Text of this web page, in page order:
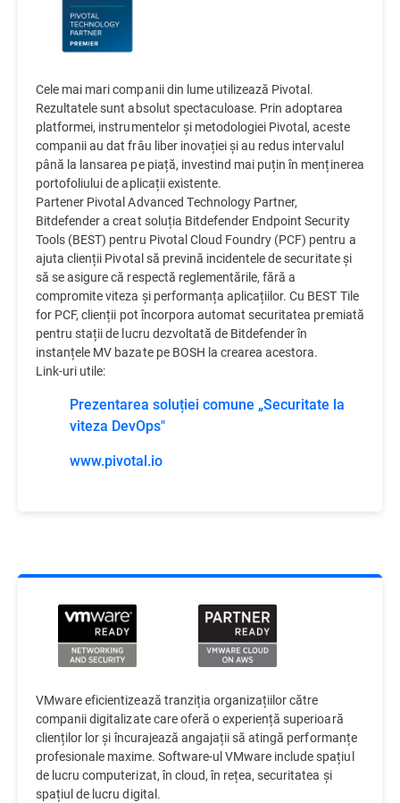
Cele mai mari companii din lume utilizează Pivotal.
Rezultatele sunt absolut spectaculoase. Prin adoptarea
platformei, instrumentelor și metodologiei Pivotal, aceste
companii au dat frâu liber inovației și au redus intervalul
până la lansarea pe piață, investind mai puțin în menținerea
portofoliului de aplicații existente.
Partener Pivotal Advanced Technology Partner,
Bitdefender a creat soluția Bitdefender Endpoint Security
Tools (BEST) pentru Pivotal Cloud Foundry (PCF) pentru a
ajuta clienții Pivotal să prevină incidentele de securitate și
să se asigure că respectă reglementările, fără a
compromite viteza și performanța aplicațiilor. Cu BEST Tile
for PCF, clienții pot încorpora automat securitatea premiată
pentru stații de lucru dezvoltată de Bitdefender în
instanțele MV bazate pe BOSH la crearea acestora.
Link-uri utile:
Prezentarea soluției comune „Securitate la
viteza DevOps"
www.pivotal.io
VMware eficientizează tranziția organizațiilor către
companii digitalizate care oferă o experiență superioară
clienților lor și încurajează angajații să atingă performanțe
profesionale maxime. Software-ul VMware include spațiul
de lucru computerizat, în cloud, în rețea, securitatea și
spațiul de lucru digital.